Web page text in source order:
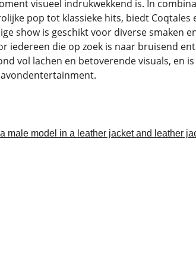
visueel indrukwekkend is. In
pop tot klassieke hits, biedt
show is geschikt voor diverse smaken
iedereen die op zoek is naar bruisend
vol lachen en betoverende visuals, en